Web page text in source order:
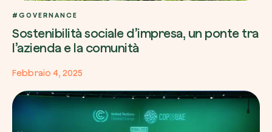
#GOVERNANCE
Sostenibilità sociale d’impresa, un ponte tra
l’azienda e la comunità
Febbraio 4, 2025